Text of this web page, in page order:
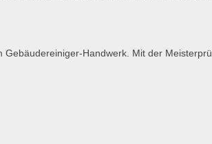
Handwerk. Mit der